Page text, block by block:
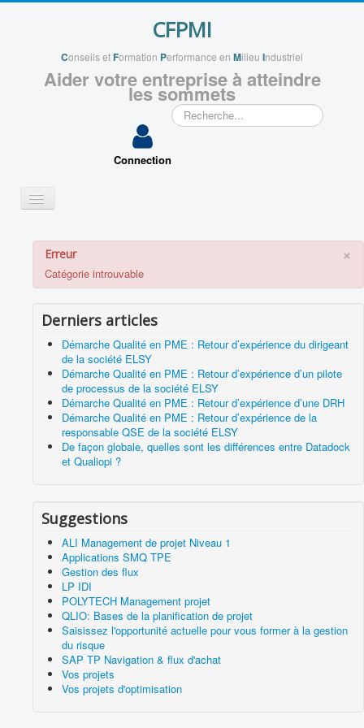
CFPMI
Conseils etFormation Performance en Milieu Industriel
Aider votre entreprise à atteindre
les sommets
Rechercher
Connection
Basculer
la
QUI SOMMES NOUS ?
APPLICATIONS
VOUS ACCOMPAGNER
ENSEIGNEMENTS
PUBLICATIONS
PRODUITS & SERVICES ASSOCIES
Vous êtes ici :
×
Erreur
Catégorie introuvable
Derniers articles
Démarche Qualité en PME : Retour d’expérience du dirigeant
de la société ELSY
Démarche Qualité en PME : Retour d’expérience d’un pilote
de processus de la société ELSY
Démarche Qualité en PME : Retour d’expérience d’une DRH
Démarche Qualité en PME : Retour d’expérience de la
responsable QSE de la société ELSY
De façon globale, quelles sont les différences entre Datadock
et Qualiopi ?
Suggestions
ALI Management de projet Niveau 1
Applications SMQ TPE
Gestion des flux
LP IDI
POLYTECH Management projet
QLIO: Bases de la planification de projet
Saisissez l'opportunité actuelle pour vous former à la gestion
du risque
SAP TP Navigation & flux d'achat
Vos projets
Vos projets d'optimisation